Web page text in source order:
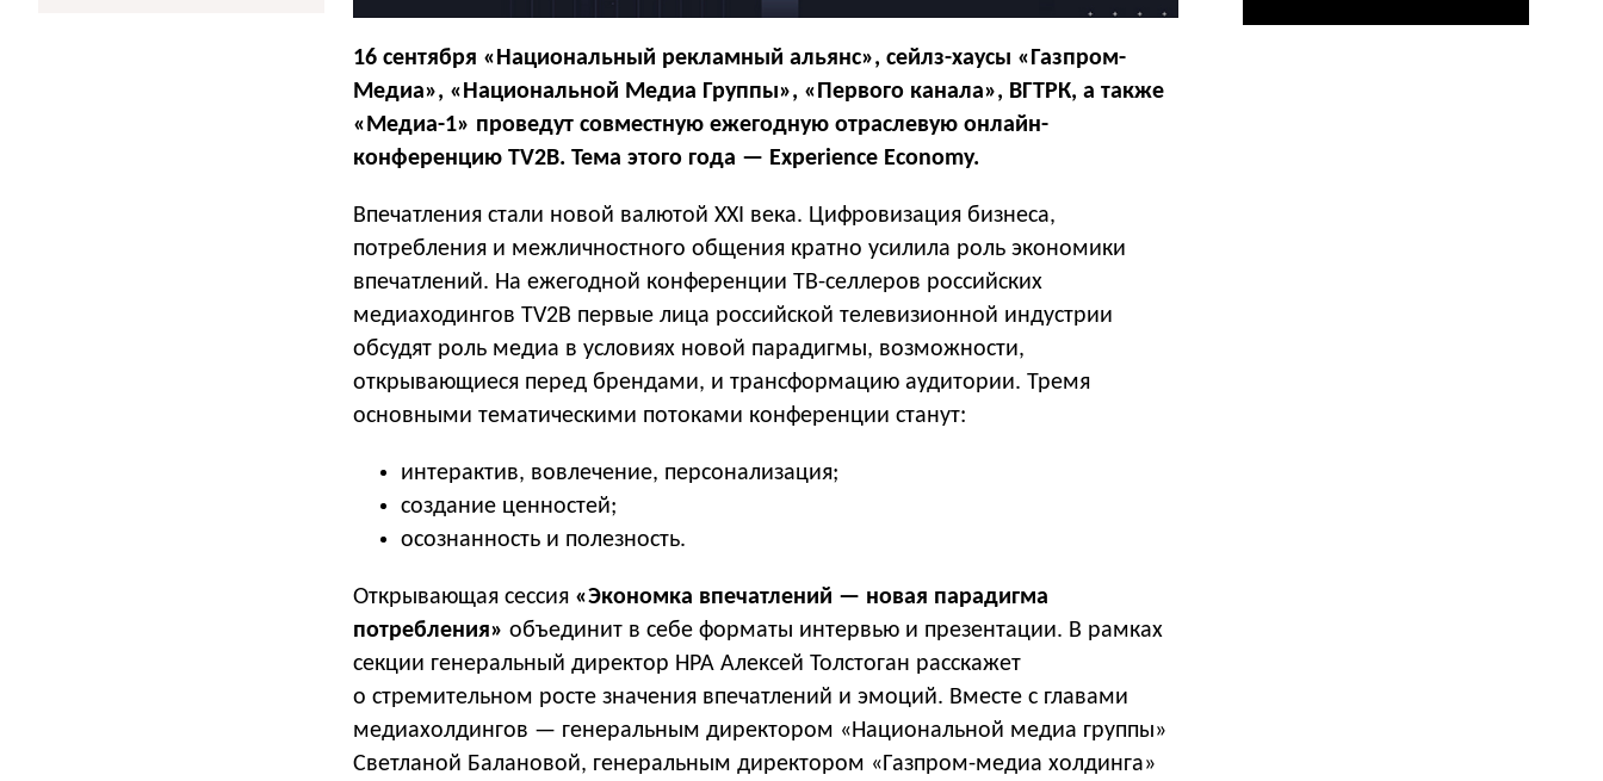
16 сентября «Национальный рекламный альянс», сейлз-хаусы «Газпром-
Медиа», «Национальной Медиа Группы», «Первого канала», ВГТРК, а также
«Медиа-1» проведут совместную ежегодную отраслевую онлайн-
конференцию TV2B. Тема этого года — Experience Economy.
Впечатления стали новой валютой ХХI века. Цифровизация бизнеса,
потребления и межличностного общения кратно усилила роль экономики
впечатлений. На ежегодной конференции ТВ-селлеров российских
медиаходингов TV2B первые лица российской телевизионной индустрии
обсудят роль медиа в условиях новой парадигмы, возможности,
открывающиеся перед брендами, и трансформацию аудитории. Тремя
основными тематическими потоками конференции станут:
интерактив, вовлечение, персонализация;
создание ценностей;
осознанность и полезность.
Открывающая сессия «Экономка впечатлений — новая парадигма
потребления» объединит в себе форматы интервью и презентации. В рамках
секции генеральный директор НРА Алексей Толстоган расскажет
о стремительном росте значения впечатлений и эмоций. Вместе с главами
медиахолдингов — генеральным директором «Национальной медиа группы»
Светланой Балановой, генеральным директором «Газпром-медиа холдинга»